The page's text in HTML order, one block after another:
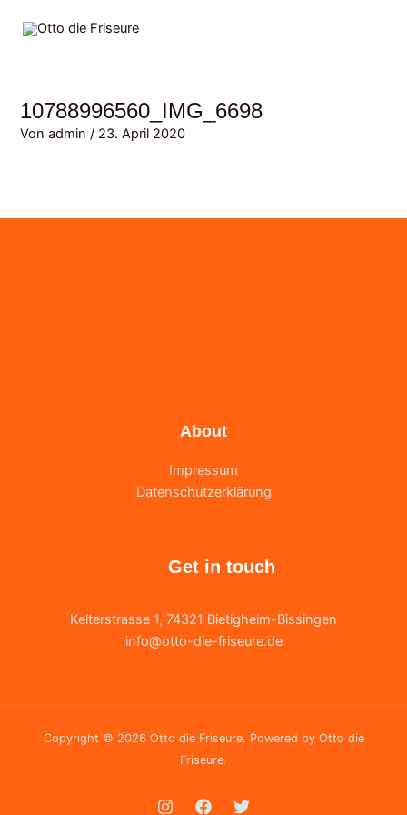
Inhalt
10788996560_IMG_6698
Vonadmin/ 23. April 2020
About
Impressum
Datenschutzerklärung
Get in touch
Kelterstrasse 1, 74321 Bietigheim-Bissingen
info@otto-die-friseure.de
Copyright © 2026 Otto die Friseure. Powered by Otto die
Friseure.